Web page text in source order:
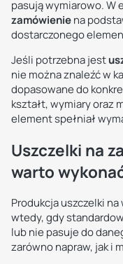
pasują wymiarowo. W
zamówieniena
dostarczonego
Jeśli potrzebna jest
nie można znaleźć w
dopasowane do
kształt, wymiary oraz
element spełniał
Uszczelki na
warto
Produkcja uszczelki
wtedy, gdy
lub nie pasuje do
zarówno napraw, jak i